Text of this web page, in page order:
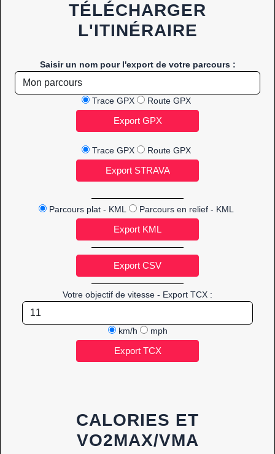
TÉLÉCHARGER
L'ITINÉRAIRE
Saisir un nom pour l'export de votre parcours :
Trace GPX Route GPX
Trace GPX Route GPX
Parcours plat - KML Parcours en relief - KML
Votre objectif de vitesse - Export TCX :
km/h mph
CALORIES ET
VO2MAX/VMA